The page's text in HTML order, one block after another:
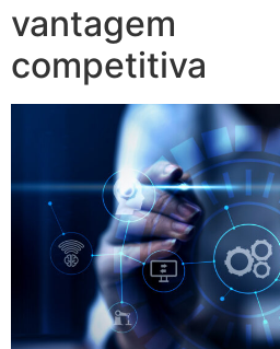
vantagem
competitiva